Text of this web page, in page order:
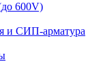
600V)
и СИП-арматура